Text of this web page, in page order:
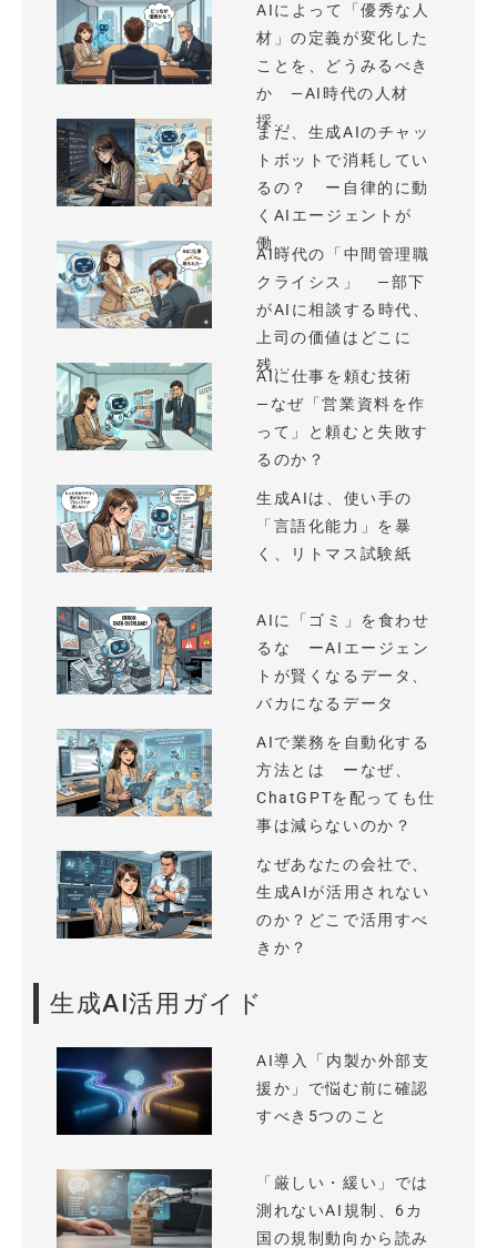
AIによって「優秀な人
材」の定義が変化した
ことを、どうみるべき
か —AI時代の人材
採...
まだ、生成AIのチャッ
トボットで消耗してい
るの？ ー自律的に動
くAIエージェントが
働...
AI時代の「中間管理職
クライシス」 —部下
がAIに相談する時代、
上司の価値はどこに
残...
AIに仕事を頼む技術
—なぜ「営業資料を作
って」と頼むと失敗す
るのか？
生成AIは、使い手の
「言語化能力」を暴
く、リトマス試験紙
AIに「ゴミ」を食わせ
るな ーAIエージェン
トが賢くなるデータ、
バカになるデータ
AIで業務を自動化する
方法とは ーなぜ、
ChatGPTを配っても仕
事は減らないのか？
なぜあなたの会社で、
生成AIが活用されない
のか？どこで活用すべ
きか？
生成AI活用ガイド
AI導入「内製か外部支
援か」で悩む前に確認
すべき5つのこと
「厳しい・緩い」では
測れないAI規制、6カ
国の規制動向から読み